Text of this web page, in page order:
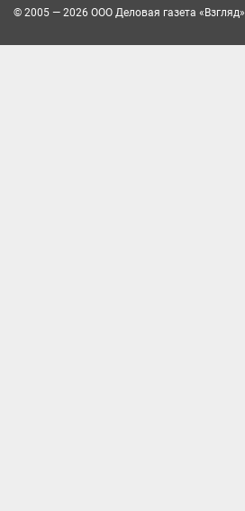
© 2005 — 2026 ООО Деловая газета «Взгляд»